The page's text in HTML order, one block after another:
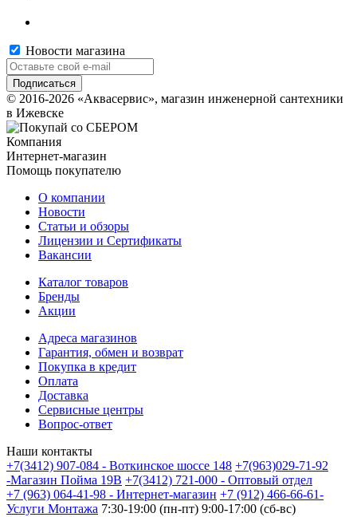
Новости магазина
© 2016-2026 «Аквасервис», магазин инженерной сантехники
в Ижевске
Компания
Интернет-магазин
Помощь покупателю
О компании
Новости
Статьи и обзоры
Лицензии и Сертификаты
Вакансии
Каталог товаров
Бренды
Акции
Адреса магазинов
Гарантия, обмен и возврат
Покупка в кредит
Оплата
Доставка
Сервисные центры
Вопрос-ответ
Наши контакты
+7(3412) 907-084 - Воткинское шоссе 148 +7(963)029-71-92
-Магазин Пойма 19В +7(3412) 721-000 - Оптовый отдел
+7 (963) 064-41-98 - Интернет-магазин +7 (912) 466-66-61-
Услуги Монтажа 7:30-19:00 (пн-пт) 9:00-17:00 (сб-вс)